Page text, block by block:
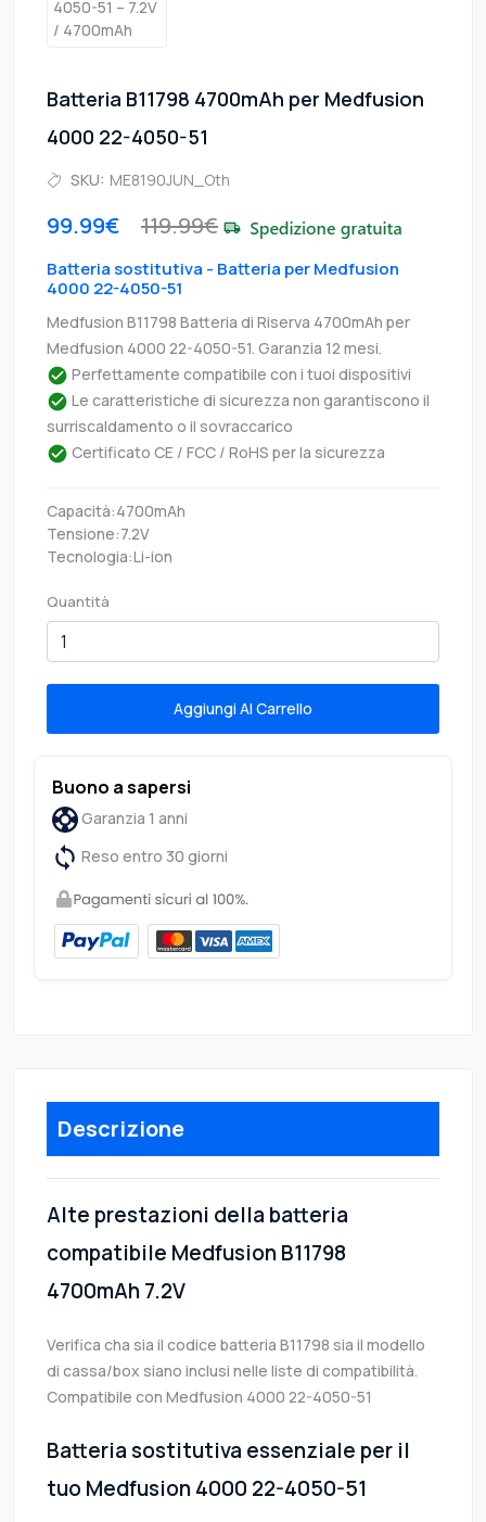
Batteria B11798 4700mAh per Medfusion
4000 22-4050-51
SKU: ME8190JUN_Oth
99.99€ 119.99€
Batteria sostitutiva - Batteria per Medfusion
4000 22-4050-51
Medfusion B11798 Batteria di Riserva 4700mAh per
Medfusion 4000 22-4050-51. Garanzia 12 mesi.
Perfettamente compatibile con i tuoi dispositivi
Le caratteristiche di sicurezza non garantiscono il
surriscaldamento o il sovraccarico
Certificato CE / FCC / RoHS per la sicurezza
Capacità:4700mAh
Tensione:7.2V
Tecnologia:Li-ion
Quantità
Aggiungi Al Carrello
Buono a sapersi
Garanzia 1 anni
Reso entro 30 giorni
Descrizione
Alte prestazioni della batteria
compatibile Medfusion B11798
4700mAh 7.2V
Verifica cha sia il codice batteria B11798 sia il modello
di cassa/box siano inclusi nelle liste di compatibilità.
Compatibile con Medfusion 4000 22-4050-51
Batteria sostitutiva essenziale per il
tuo Medfusion 4000 22-4050-51